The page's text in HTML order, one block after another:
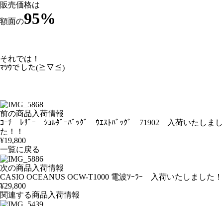
販売価格は
額面の95%
それでは！
ﾏﾂｳでした(≧▽≦)
前の商品入荷情報
ｺｰﾁ ﾚｻﾞｰ ｼｮﾙﾀﾞｰﾊﾞｯｸﾞ ｳｴｽﾄﾊﾞｯｸﾞ 71902 入荷いたしまし
た！！
¥19,800
一覧に戻る
次の商品入荷情報
CASIO OCEANUS OCW-T1000 電波ｿｰﾗｰ 入荷いたしました！
¥29,800
関連する商品入荷情報